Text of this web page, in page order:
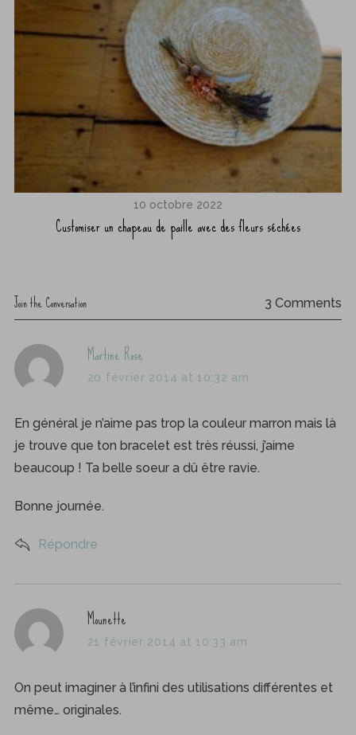
10 octobre 2022
Customiser un chapeau de paille avec des fleurs séchées
Join the Conversation 3 Comments
s
a
s
:
Martine Rose
20 février 2014 at 10:32 am
En général je n’aime pas trop la couleur marron mais là
je trouve que ton bracelet est très réussi, j’aime
beaucoup ! Ta belle soeur a dû être ravie.
Bonne journée.
Répondre
s
a
s
:
Mounette
21 février 2014 at 10:33 am
On peut imaginer à l’infini des utilisations différentes et
même… originales.
e
r
c
o
r